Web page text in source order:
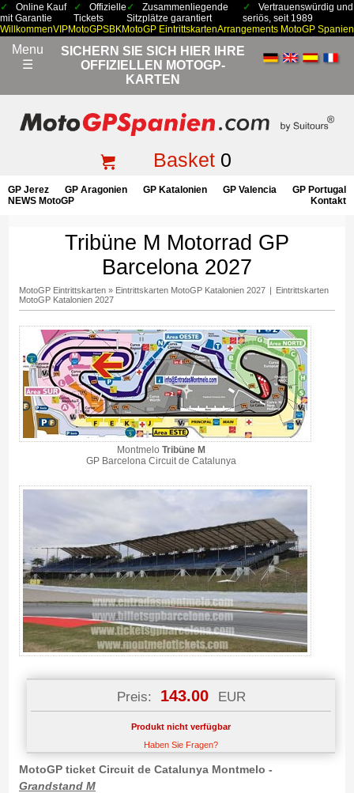
Online Kauf
mit Garantie
Offizielle
Tickets
Zusammenliegende
Sitzplätze garantiert
Vertrauenswürdig und
seriös, seit 1989
WillkommenVIPMotoGPSBKMotoGP EintrittskartenArrangements MotoGP Spanien
Menu
☰
SICHERN SIE SICH HIER IHRE
OFFIZIELLEN MOTOGP-
KARTEN
Basket0
GP Jerez GP Aragonien GP Katalonien GP Valencia
GP Portugal
NEWS MotoGP
Kontakt
Tribüne M Motorrad GP
Barcelona 2027
MotoGP Eintrittskarten» Eintrittskarten MotoGP Katalonien 2027
Eintrittskarten
MotoGP Katalonien 2027
Montmelo Tribüne M
GP Barcelona Circuit de Catalunya
Preis: 143.00 EUR
Produkt nicht verfügbar
Haben Sie Fragen?
MotoGP ticket Circuit de Catalunya Montmelo -
Grandstand M